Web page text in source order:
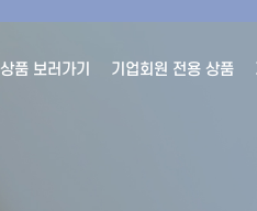
상품 보러가기 기업회원 전용 상품